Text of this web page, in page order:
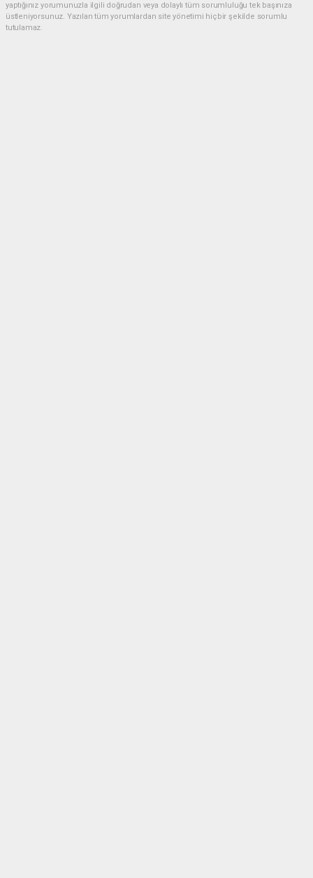
yaptığınız yorumunuzla ilgili doğrudan veya dolaylı tüm sorumluluğu tek başınıza
üstleniyorsunuz. Yazılan tüm yorumlardan site yönetimi hiçbir şekilde sorumlu
tutulamaz.